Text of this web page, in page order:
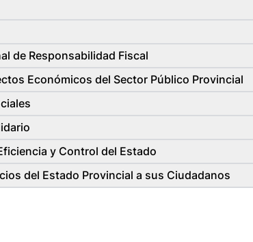
de Responsabilidad Fiscal
Económicos del Sector Público Provincial
y Control del Estado
del Estado Provincial a sus Ciudadanos